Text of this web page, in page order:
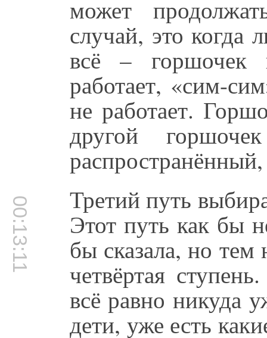
может
случай, это когда
всё – горшочек
работает, «сим-
не работает.
другой
00:13:11 Третий путь
Этот путь как бы
бы сказала, но
четвёртая
всё равно никуда
дети, уже есть